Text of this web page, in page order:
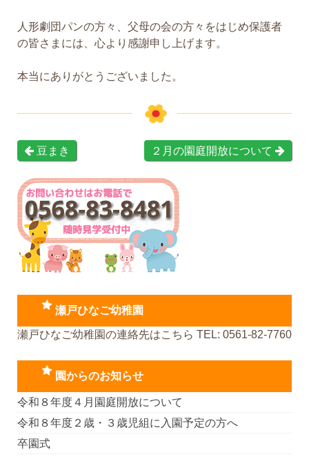
人形劇団パンの方々、父母の会の方々をはじめ保護者
の皆さまには、心より感謝申し上げます。
本当にありがとうございました。
豆まき ２月の園庭開放について
瀬戸ひなご幼稚園
瀬戸ひなご幼稚園の連絡先はこちら TEL: 0561-82-7760
園からのお知らせ
令和８年度４月園庭開放について
令和８年度２歳・３歳児組に入園予定の方へ
卒園式